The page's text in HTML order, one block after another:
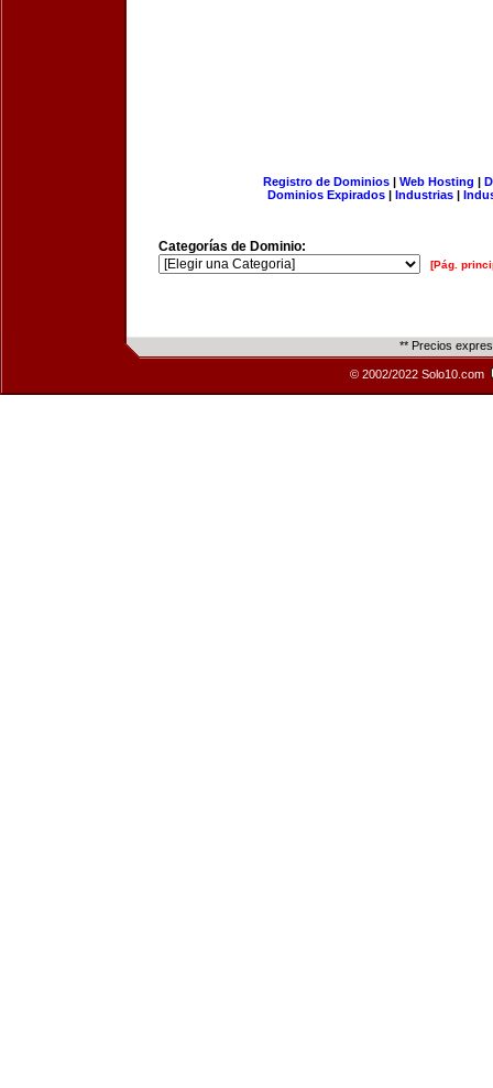
Registro de Dominios| Web Hosting |
Dominios Expirados | Industrias |
Categorías de Dominio:
[Pág.
** Precios
© 2002/2022 Solo10.com